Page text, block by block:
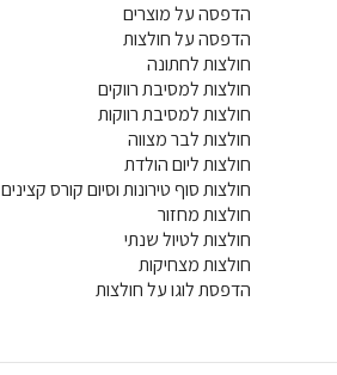
הדפסה על מוצרים
הדפסה על חולצות
חולצות לחתונה
חולצות למסיבת רווקים
חולצות למסיבת רווקות
חולצות לבר מצווה
חולצות ליום הולדת
חולצות סוף טירונות וסיום קורס קצינים
חולצות מחזור
חולצות לטיול שנתי
חולצות מצחיקות
הדפסת לוגו על חולצות